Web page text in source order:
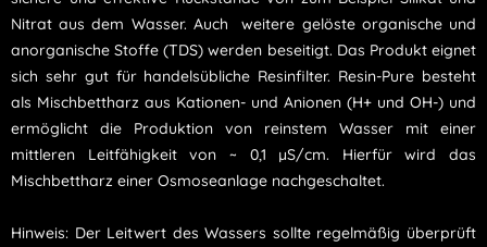
Nitrat aus dem Wasser. Auch weitere gelöste organische und
anorganische Stoffe (TDS) werden beseitigt. Das Produkt eignet
sich sehr gut für handelsübliche Resinfilter. Resin-Pure besteht
als Mischbettharz aus Kationen- und Anionen (H+ und OH-) und
ermöglicht die Produktion von reinstem Wasser mit einer
mittleren Leitfähigkeit von ~ 0,1 µS/cm. Hierfür wird das
Mischbettharz einer Osmoseanlage nachgeschaltet.
Hinweis: Der Leitwert des Wassers sollte regelmäßig überprüft